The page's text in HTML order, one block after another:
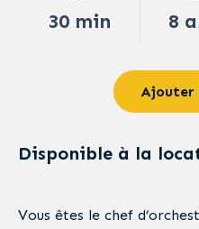
30 min 8
Ajouter
Disponible à la
Vous êtes le chef